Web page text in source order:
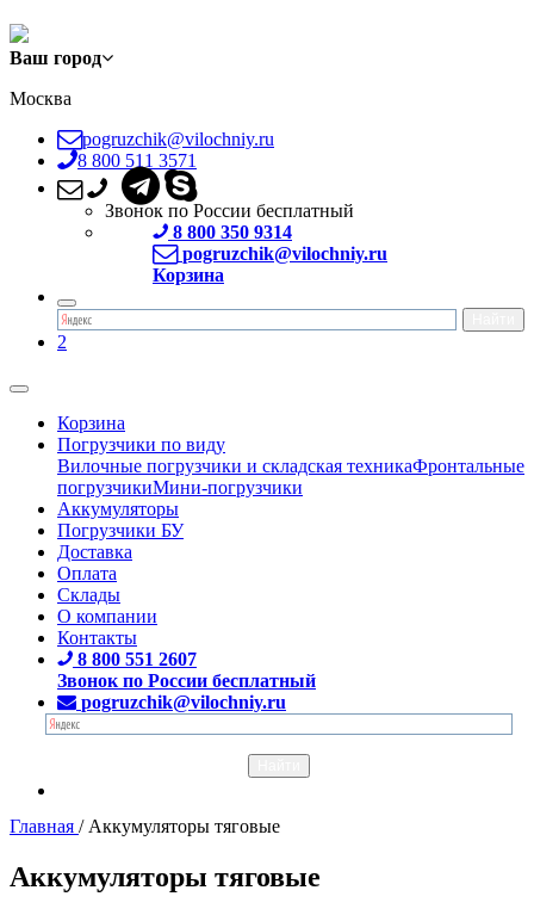
Ваш город
Москва
pogruzchik@vilochniy.ru
8 800 511 3571
Звонок по России бесплатный
8 800 350 9314
pogruzchik@vilochniy.ru
Корзина
2
Корзина
Погрузчики по виду
Вилочные погрузчики и складская техникаФронтальные
погрузчикиМини-погрузчики
Аккумуляторы
Погрузчики БУ
Доставка
Оплата
Склады
О компании
Контакты
8 800 551 2607
Звонок по России бесплатный
pogruzchik@vilochniy.ru
Главная / Аккумуляторы тяговые
Аккумуляторы тяговые